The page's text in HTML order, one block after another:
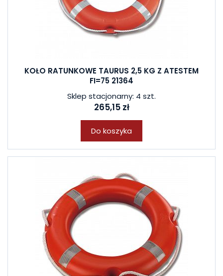
KOŁO RATUNKOWE TAURUS 2,5 KG Z ATESTEM
FI=75 21364
Sklep stacjonarny: 4 szt.
265,15 zł
Do koszyka